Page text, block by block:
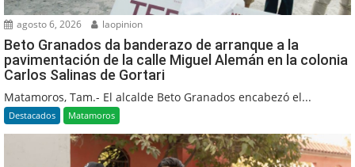
agosto 6, 2026 laopinion
Beto Granados da banderazo de arranque a la
pavimentación de la calle Miguel Alemán en la colonia
Carlos Salinas de Gortari
Matamoros, Tam.- El alcalde Beto Granados encabezó el...
Destacados Matamoros